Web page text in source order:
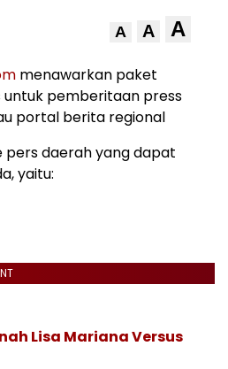
A A A
menawarkan paket
untuk pemberitaan press
portal berita regional
pers daerah yang dapat
yaitu:
Lisa Mariana Versus